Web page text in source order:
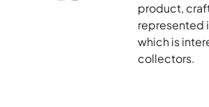
product,
represented
which is
collectors.